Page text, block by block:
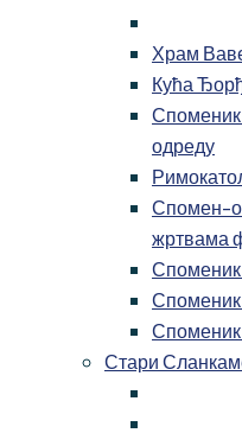
Храм
Кућа
Споменик
одреду
Спомен-
жртвама
Стари